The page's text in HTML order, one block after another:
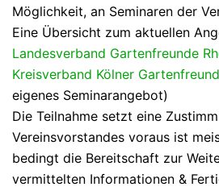
Möglichkeit, an Seminaren der
Eine Übersicht zum aktuellen
Landesverband Gartenfreunde
Kreisverband Kölner
eigenes Seminarangebot)
Die Teilnahme setzt eine
Vereinsvorstandes voraus ist
bedingt die Bereitschaft zur
vermittelten Informationen &